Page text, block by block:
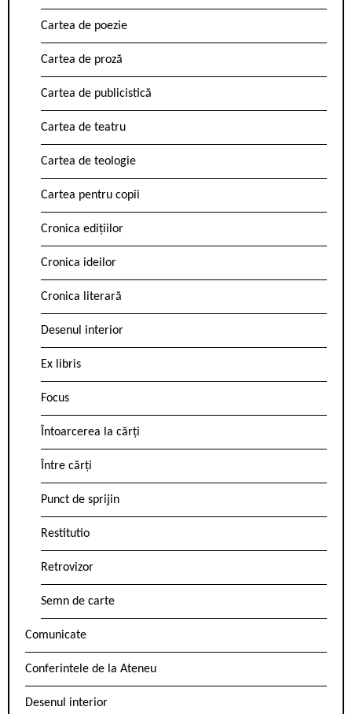
Cartea de poezie
Cartea de proză
Cartea de publicistică
Cartea de teatru
Cartea de teologie
Cartea pentru copii
Cronica edițiilor
Cronica ideilor
Cronica literară
Desenul interior
Ex libris
Focus
Întoarcerea la cărți
Între cărți
Punct de sprijin
Restitutio
Retrovizor
Semn de carte
Comunicate
Conferintele de la Ateneu
Desenul interior